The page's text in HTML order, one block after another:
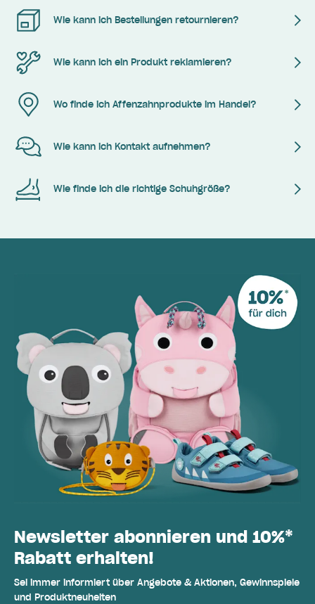
Wie kann ich Bestellungen retournieren?
Wie kann ich ein Produkt reklamieren?
Wo finde ich Affenzahnprodukte im Handel?
Wie kann ich Kontakt aufnehmen?
Wie finde ich die richtige Schuhgröße?
Newsletter abonnieren und 10%*
Rabatt erhalten!
Sei immer informiert über Angebote & Aktionen, Gewinnspiele
und Produktneuheiten